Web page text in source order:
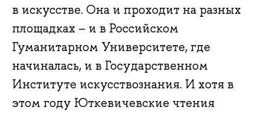
в искусстве. Она и проходит на разных
площадках – и в Российском
Гуманитарном Университете, где
начиналась, и в Государственном
Институте искусствознания. И хотя в
этом году Юткевичевские чтения